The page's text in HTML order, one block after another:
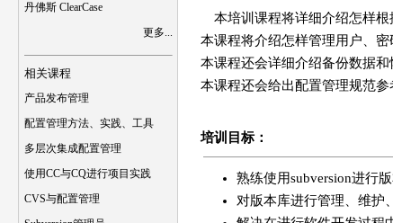
丹佛斯 ClearCase
更多...
相关课程
产品发布管理
配置管理方法、实践、工具
多层次集成配置管理
使用CC与CQ进行项目实践
CVS与配置管理
本培训课程将详细介绍怎样根
本课程将介绍怎样管理用户、密
本课程还会详细介绍备份数据和
本课程还会给出配置管理规范参
培训目标：
熟练使用subversion进行
对版本库进行管理、维护